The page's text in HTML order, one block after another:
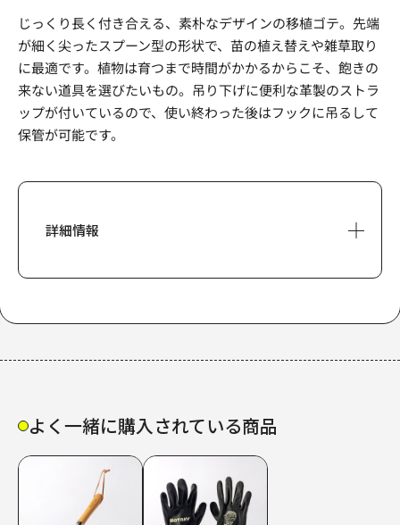
じっくり長く付き合える、素朴なデザインの移植ゴテ。先端
が細く尖ったスプーン型の形状で、苗の植え替えや雑草取り
に最適です。植物は育つまで時間がかかるからこそ、飽きの
来ない道具を選びたいもの。吊り下げに便利な革製のストラ
ップが付いているので、使い終わった後はフックに吊るして
保管が可能です。
詳細情報
サイズ
アッシュウッド、18-0ステンレス
よく一緒に購入されている商品